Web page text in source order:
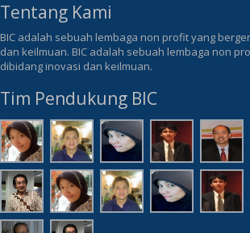
Tentang Kami
BIC adalah sebuah lembaga non profit yang
dan keilmuan. BIC adalah sebuah lembaga non
dibidang inovasi dan keilmuan.
Tim Pendukung BIC